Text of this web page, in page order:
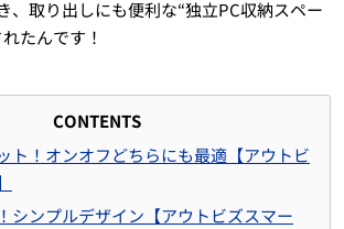
、取り出しにも便利な“独立PC収納スペー
たんです！
CONTENTS
ト！オンオフどちらにも最適【アウトビ
シンプルデザイン【アウトビズスマー